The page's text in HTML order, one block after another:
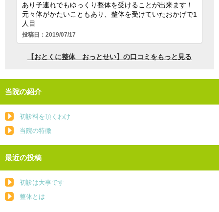
当院の紹介
初診料を頂くわけ
当院の特徴
最近の投稿
初診は大事です
整体とは